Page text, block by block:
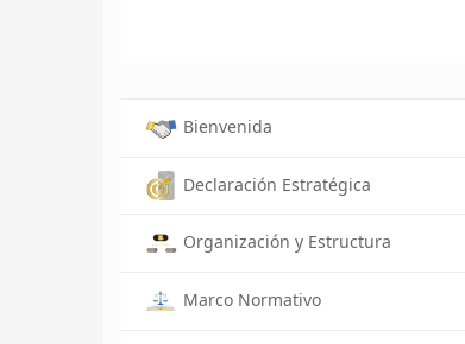
Bienvenida
Declaración Estratégica
Organización y Estructura
Marco Normativo